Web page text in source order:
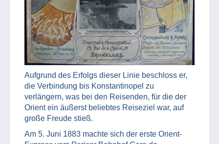
Aufgrund des Erfolgs dieser Linie beschloss er,
die Verbindung bis Konstantinopel zu
verlängern, was bei den Reisenden, für die der
Orient ein äußerst beliebtes Reiseziel war, auf
große Freude stieß.
Am 5. Juni 1883 machte sich der erste Orient-